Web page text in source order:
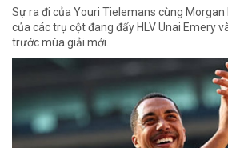
Sự ra đi của Youri Tielemans cùng
của các trụ cột đang đẩy HLV Unai Emery
trước mùa giải mới.